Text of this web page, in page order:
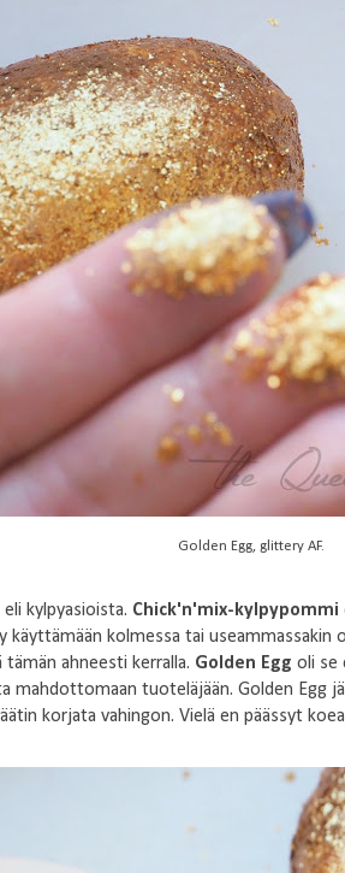
Golden Egg, glittery AF.
kylpyasioista. Chick'n'mix-kylpypommi
käyttämään kolmessa tai useammassakin
ahneesti kerralla. Golden Egg oli se
mahdottomaan tuoteläjään. Golden Egg
korjata vahingon. Vielä en päässyt